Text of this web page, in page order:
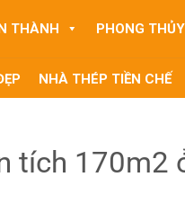
THÀNH PHONG THỦY
NHÀ THÉP TIỀN CHẾ
tích 170m2